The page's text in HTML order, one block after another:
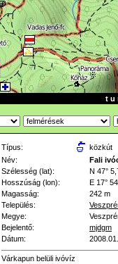
t u
Típus:
közkút
Név:
Fali
Szélesség (lat):
N 47°
Hosszúság (lon):
E 17°
Magasság:
242 m
Település:
Megye:
Bejelentő:
mjdgm
Dátum:
Várkapun belüli ivóvíz